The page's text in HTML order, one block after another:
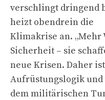
verschlingt dringend
heizt obendrein die
Klimakrise an. „Mehr
Sicherheit – sie
neue Krisen. Daher
Aufrüstungslogik und
dem militärischen